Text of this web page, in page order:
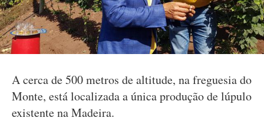
A cerca de 500 metros de altitude, na freguesia do
Monte, está localizada a única produção de lúpulo
existente na Madeira.